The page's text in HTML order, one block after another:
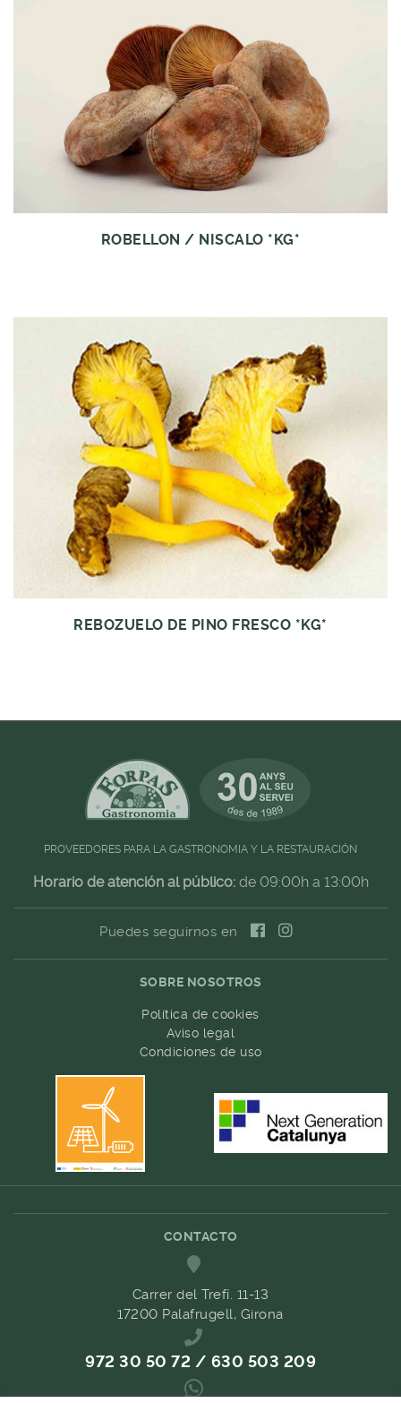
ROBELLON / NISCALO *KG*
REBOZUELO DE PINO FRESCO *KG*
PROVEEDORES PARA LA GASTRONOMIA Y LA RESTAURACIÓN
Horario de atención al público:de 09:00h a 13:00h
Puedes seguirnos en
SOBRE NOSOTROS
Política de cookies
Aviso legal
Condiciones de uso
CONTACTO
Carrer del Trefí. 11-13
17200 Palafrugell, Girona
972 30 50 72 / 630 503 209